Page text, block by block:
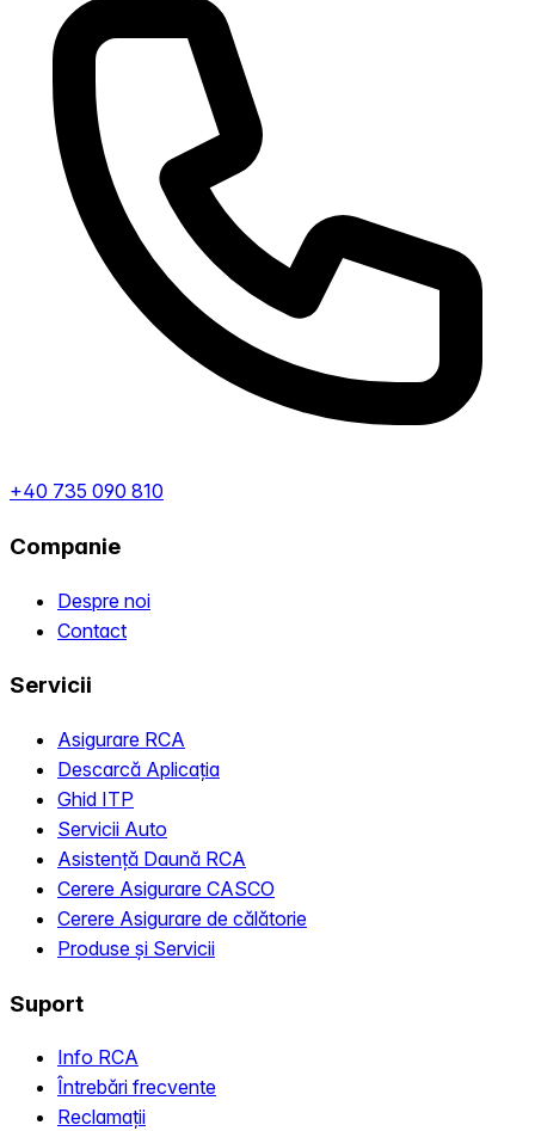
+40 735 090 810
Companie
Despre noi
Contact
Servicii
Asigurare RCA
Descarcă Aplicația
Ghid ITP
Servicii Auto
Asistență Daună RCA
Cerere Asigurare CASCO
Cerere Asigurare de călătorie
Produse și Servicii
Suport
Info RCA
Întrebări frecvente
Reclamații